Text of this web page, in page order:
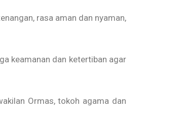
rasa aman dan nyaman,
keamanan dan ketertiban agar
Ormas, tokoh agama dan